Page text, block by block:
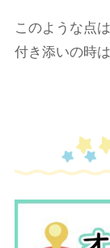
このような点
付き添いの時